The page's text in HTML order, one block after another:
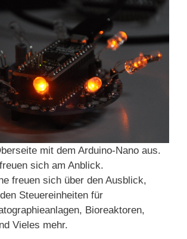
mit dem Arduino-Nano aus.
sich am Anblick.
freuen sich über den Ausblick,
Steuereinheiten für
Bioreaktoren,
Vieles mehr.